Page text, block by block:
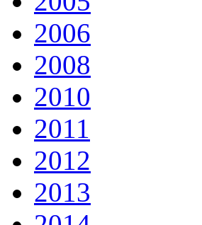
2006
2008
2010
2011
2012
2013